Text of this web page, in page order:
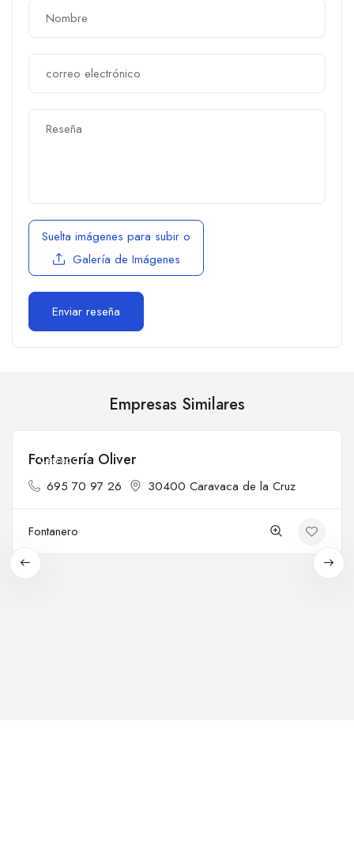
Suelta imágenes para subir o
Galería de Imágenes
Empresas Similares
Cerrado
Fontanería Oliver
695 70 97 26 30400 Caravaca de la Cruz
Fontanero